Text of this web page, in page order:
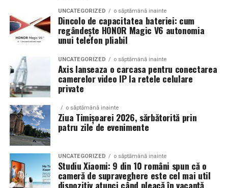
ginecologul chirurg și specialistul FIV, luând în
considerare: dimensiunea endometriomului, rezerva
ovariană curentă, istoricul de operații ovariene
anterioare și numărul de cicluri FIV planificate.
Când intervine chirurgia în endometrioza asociată
infertilității?
Indicații clare pentru chirurgie laparoscopică:
Endometrioame ovariene peste4-5 cm
complicații (torsiune, ruptură), accesibilitate dificilă
la puncție, impact asupra calității ovocitelor
Obstrucție tubară cauzată de aderențe sau
endometrioză — chirurgia poate restabili
pe teren accidentat
beneficiarului. La cerere, modelul poate fi extins cu prize
suplimentare, sisteme de iluminat exterior, monitorizare la
distanță și conectivitate GSM.
Gama completă: de la 3 metri la 12 metri
lungime container
Modelul livrat către beneficiar reprezintă varianta de intrare a
gamei UZINEX. Producătorul oferăcentrale fotovoltaice
mobileîn configurații adaptate volumului de consum al fiecărui
UNCATEGORIZED o săptămână inainte
Dincolo de capacitatea bateriei: cum
regândește HONOR Magic V6 autonomia
unui telefon pliabil
UNCATEGORIZED o săptămână inainte
Axis lanseaza o carcasa pentru conectarea
camerelor video IP la retele celulare
private
o săptămână inainte
Ziua Timișoarei 2026, sărbătorită prin
patru zile de evenimente
UNCATEGORIZED o săptămână inainte
Studiu Xiaomi: 9 din 10 români spun că o
cameră de supraveghere este cel mai util
dispozitiv atunci când pleacă în vacanță